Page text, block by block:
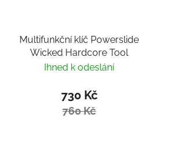
Multifunkční klíč Powerslide
Wicked Hardcore Tool
Ihned k odeslání
730 Kč
760 Kč